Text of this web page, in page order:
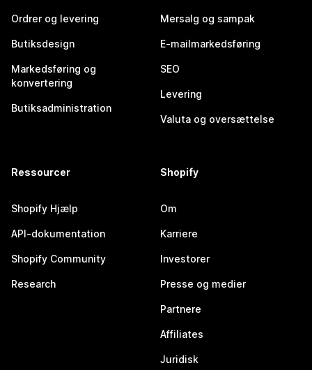
Ordrer og levering
Butiksdesign
Markedsføring og
konvertering
Butiksadministration
Mersalg og sampak
E-mailmarkedsføring
SEO
Levering
Valuta og oversættelse
Ressourcer
Shopify Hjælp
API-dokumentation
Shopify Community
Research
Shopify
Om
Karriere
Investorer
Presse og medier
Partnere
Affiliates
Juridisk